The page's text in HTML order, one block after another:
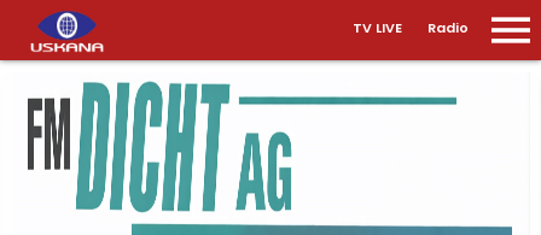
TV LIVE Radio